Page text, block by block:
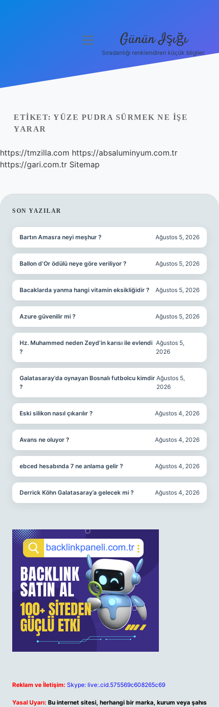
Yasal Uyarı
menüyü
Günün Işığı
Sıradanlığı renklendiren küçük bilgiler.
ETIKET: YÜZE PUDRA SÜRMEK NE IŞE
YARAR
https://tmzilla.com https://absaluminyum.com.tr
https://gari.com.tr Sitemap
SIDEBAR
SON YAZILAR
Bartın Amasra neyi meşhur ? Ağustos 5, 2026
Ballon d’Or ödülü neye göre veriliyor ? Ağustos 5, 2026
Bacaklarda yanma hangi vitamin eksikliğidir ? Ağustos 5, 2026
Azure güvenilir mi ? Ağustos 5, 2026
Hz. Muhammed neden Zeyd’in karısı ile evlendi
?
Ağustos 5,
2026
Galatasaray’da oynayan Bosnalı futbolcu kimdir
?
Ağustos 5,
2026
Eski silikon nasıl çıkarılır ? Ağustos 4, 2026
Avans ne oluyor ? Ağustos 4, 2026
ebced hesabında 7 ne anlama gelir ? Ağustos 4, 2026
Derrick Köhn Galatasaray’a gelecek mi ? Ağustos 4, 2026
Reklam ve İletişim: Skype: live:.cid.575569c608265c69
Yasal Uyarı: Bu internet sitesi, herhangi bir marka, kurum veya şahıs